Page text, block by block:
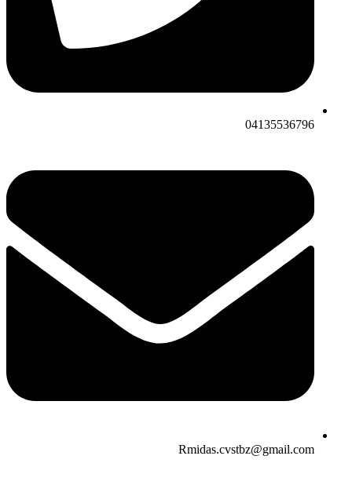
04135536796
Rmidas.cvstbz@gmail.com